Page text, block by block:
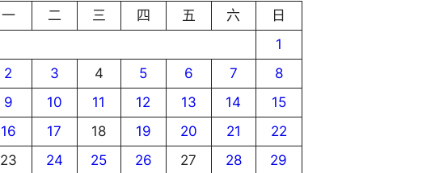
一
二 三 四 五 六
日
1
2
3 4 5 6 7
8
9
10 11 12 13 14
15
16
17 18 19 20 21
22
23
24 25 26 27 28
29